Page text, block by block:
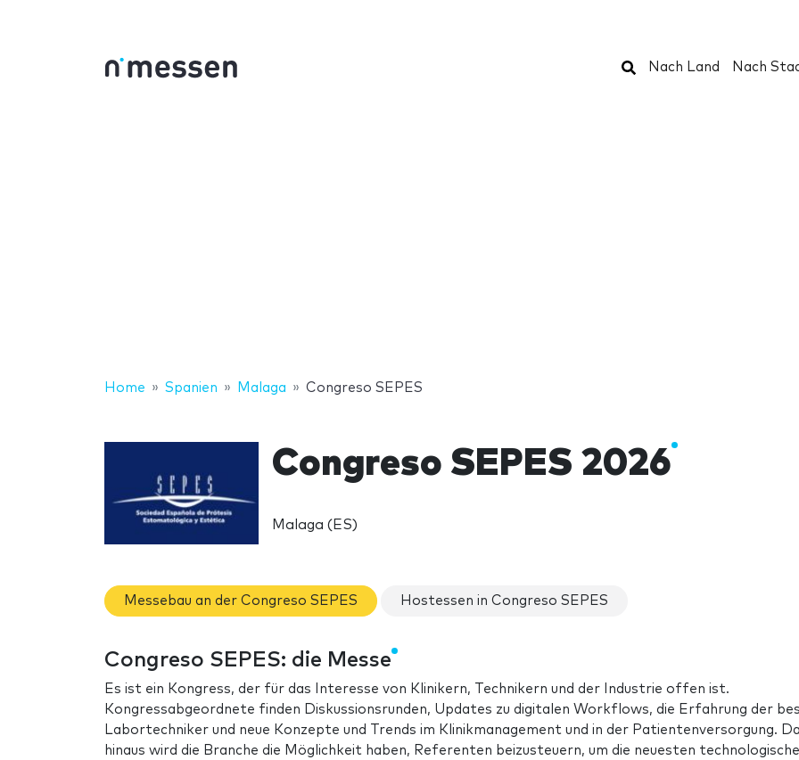
Suchen
Nach Land Nach
Home Spanien Malaga Congreso SEPES
Congreso SEPES 2026
Malaga (ES)
Messebau an der Congreso SEPES Hostessen in Congreso SEPES
Congreso SEPES: die Messe
Es ist ein Kongress, der für das Interesse von Klinikern, Technikern und der Industrie offen ist.
Kongressabgeordnete finden Diskussionsrunden, Updates zu digitalen Workflows, die Erfahrung der
Labortechniker und neue Konzepte und Trends im Klinikmanagement und in der Patientenversorgung.
hinaus wird die Branche die Möglichkeit haben, Referenten beizusteuern, um die neuesten